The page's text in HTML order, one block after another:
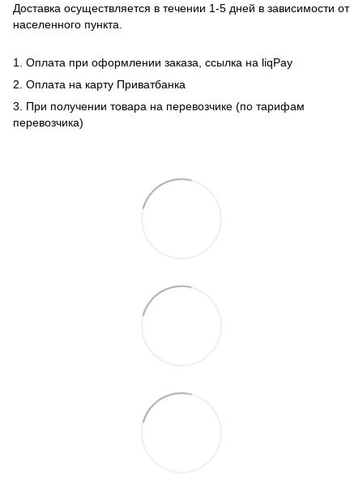
Доставка осуществляется в течении 1-5 дней в зависимости от
населенного пункта.
1. Оплата при оформлении заказа, ссылка на liqPay
2. Оплата на карту Приватбанка
3. При получении товара на перевозчике (по тарифам
перевозчика)